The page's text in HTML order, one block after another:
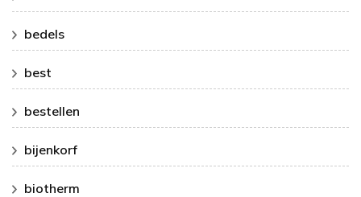
bedels
best
bestellen
bijenkorf
biotherm